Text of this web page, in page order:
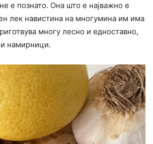
е познато. Она што е најважно е
лек навистина на многумина им има
многу лесно и едноставно,
намирници.